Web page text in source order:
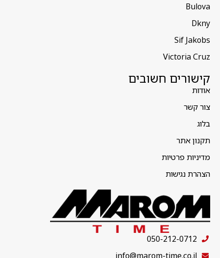
Bulova
Dkny
Sif Jakobs
Victoria Cruz
קישורים חשובים
אודות
צור קשר
בלוג
תקנון אתר
מדיניות פרטיות
הצהרת נגישות
050-212-0712
info@marom-time.co.il